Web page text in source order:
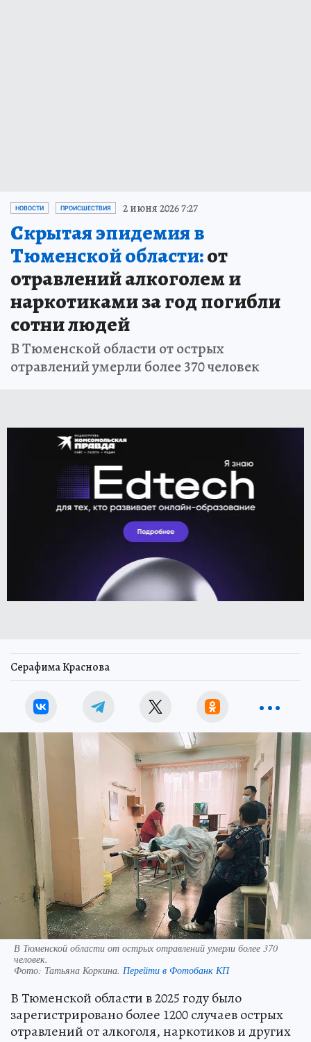
НОВОСТИ ПРОИСШЕСТВИЯ 2 июня 2026 7:27
Скрытая эпидемия в
Тюменской области:от
отравлений алкоголем и
наркотиками за год погибли
сотни людей
В Тюменской области от острых
отравлений умерли более 370 человек
Серафима Краснова
В Тюменской области от острых отравлений умерли более 370
человек.
Фото: Татьяна Коркина. Перейти в Фотобанк КП
В Тюменской области в 2025 году было
зарегистрировано более 1200 случаев острых
отравлений от алкоголя, наркотиков и других